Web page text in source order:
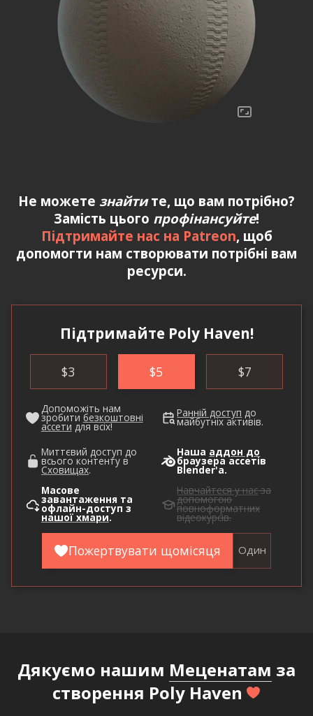
Не можете знайтите, що вам потрібно?
Замість цього профінансуйте!
Підтримайте нас на Patreon, щоб
допомогти нам створювати потрібні вам
ресурси.
Підтримайте Poly Haven!
$3 $5 $7
Допоможіть нам
зробити безкоштовні
ассети для всіх!
Ранній доступ до
майбутніх активів.
Миттєвий доступ до
всього контенту в
Сховищах.
Наша аддон до
браузера ассетів
Blender'а.
Масове
завантаження та
офлайн-доступ з
нашої хмари.
Навчайтеся у насза
допомогою
повноформатних
відеокурсів.
Пожертвувати щомісяця Один
Дякуємо нашим Меценатам за
створення Poly Haven